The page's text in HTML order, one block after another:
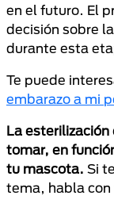
en el futuro. El
decisión sobre
durante esta
Te puede
embarazo a mi
La
tomar, en
tu mascota. Si
tema, habla